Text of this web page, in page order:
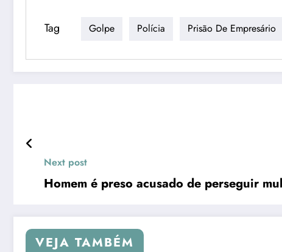
Tag Golpe Polícia Prisão De Empresário
Next post
Homem é preso acusado de perseguir
VEJA TAMBÉM